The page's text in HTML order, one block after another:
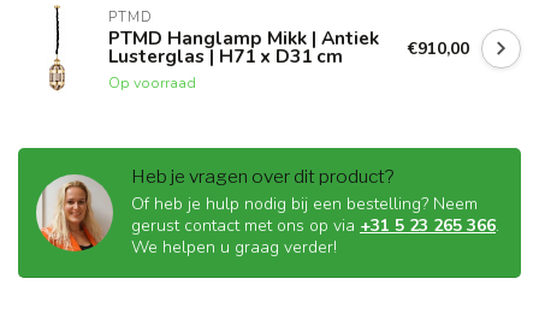
PTMD
PTMD Hanglamp Mikk | Antiek
Lusterglas | H71 x D31 cm
Op voorraad
€910,00
Heb je vragen over dit product?
Of heb je hulp nodig bij een bestelling? Neem
gerust contact met ons op via +31 5 23 265 366.
We helpen u graag verder!